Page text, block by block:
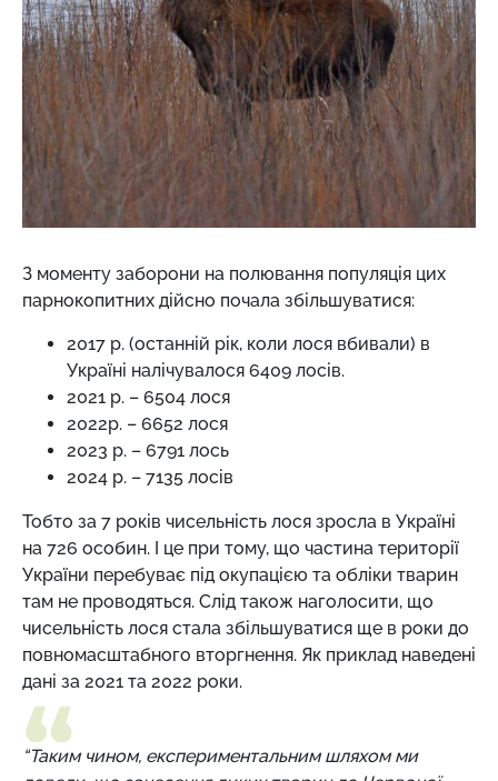
З моменту заборони на полювання популяція цих
парнокопитних дійсно почала збільшуватися:
2017 р. (останній рік, коли лося вбивали) в
Україні налічувалося 6409 лосів.
2021 р. – 6504 лося
2022р. – 6652 лося
2023 р. – 6791 лось
2024 р. – 7135 лосів
Тобто за 7 років чисельність лося зросла в Україні
на 726 особин. І це при тому, що частина території
України перебуває під окупацією та обліки тварин
там не проводяться. Слід також наголосити, що
чисельність лося стала збільшуватися ще в роки до
повномасштабного вторгнення. Як приклад наведені
дані за 2021 та 2022 роки.
“Таким чином, експериментальним шляхом ми